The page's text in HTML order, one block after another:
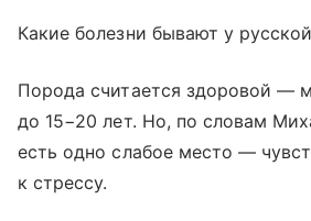
Какие болезни бывают у
Порода считается здоровой —
до 15−20 лет. Но, по словам
есть одно слабое место —
к стрессу.